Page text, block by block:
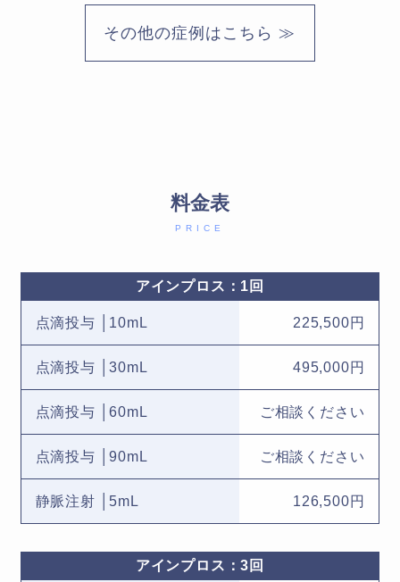
その他の症例はこちら ≫
料金表
PRICE
アインプロス：1回
点滴投与 │10mL 225,500円
点滴投与 │30mL 495,000円
点滴投与 │60mL ご相談ください
点滴投与 │90mL ご相談ください
静脈注射 │5mL 126,500円
アインプロス：3回